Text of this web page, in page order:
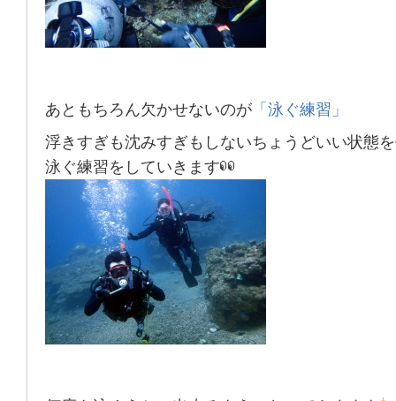
あともちろん欠かせないのが 「泳ぐ練習」
浮きすぎも沈みすぎもしないちょうどいい状態
泳ぐ練習をしていきます